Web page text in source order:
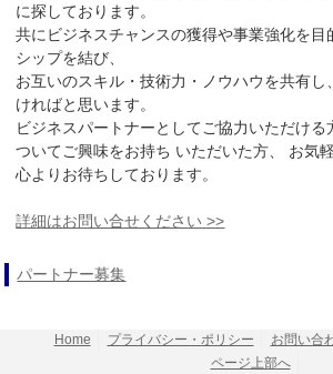
に探しております。
共にビジネスチャンスの獲得や事業強化を目
シップを結び、
お互いのスキル・技術力・ノウハウを共有し
ければと思います。
ビジネスパートナーとしてご協力いただける
ついてご興味をお持ち いただいた方、 お気
心よりお待ちしております。
詳細はお問い合せください >>
パートナー募集
Home プライバシー・ポリシー お問い合
ページ上部へ